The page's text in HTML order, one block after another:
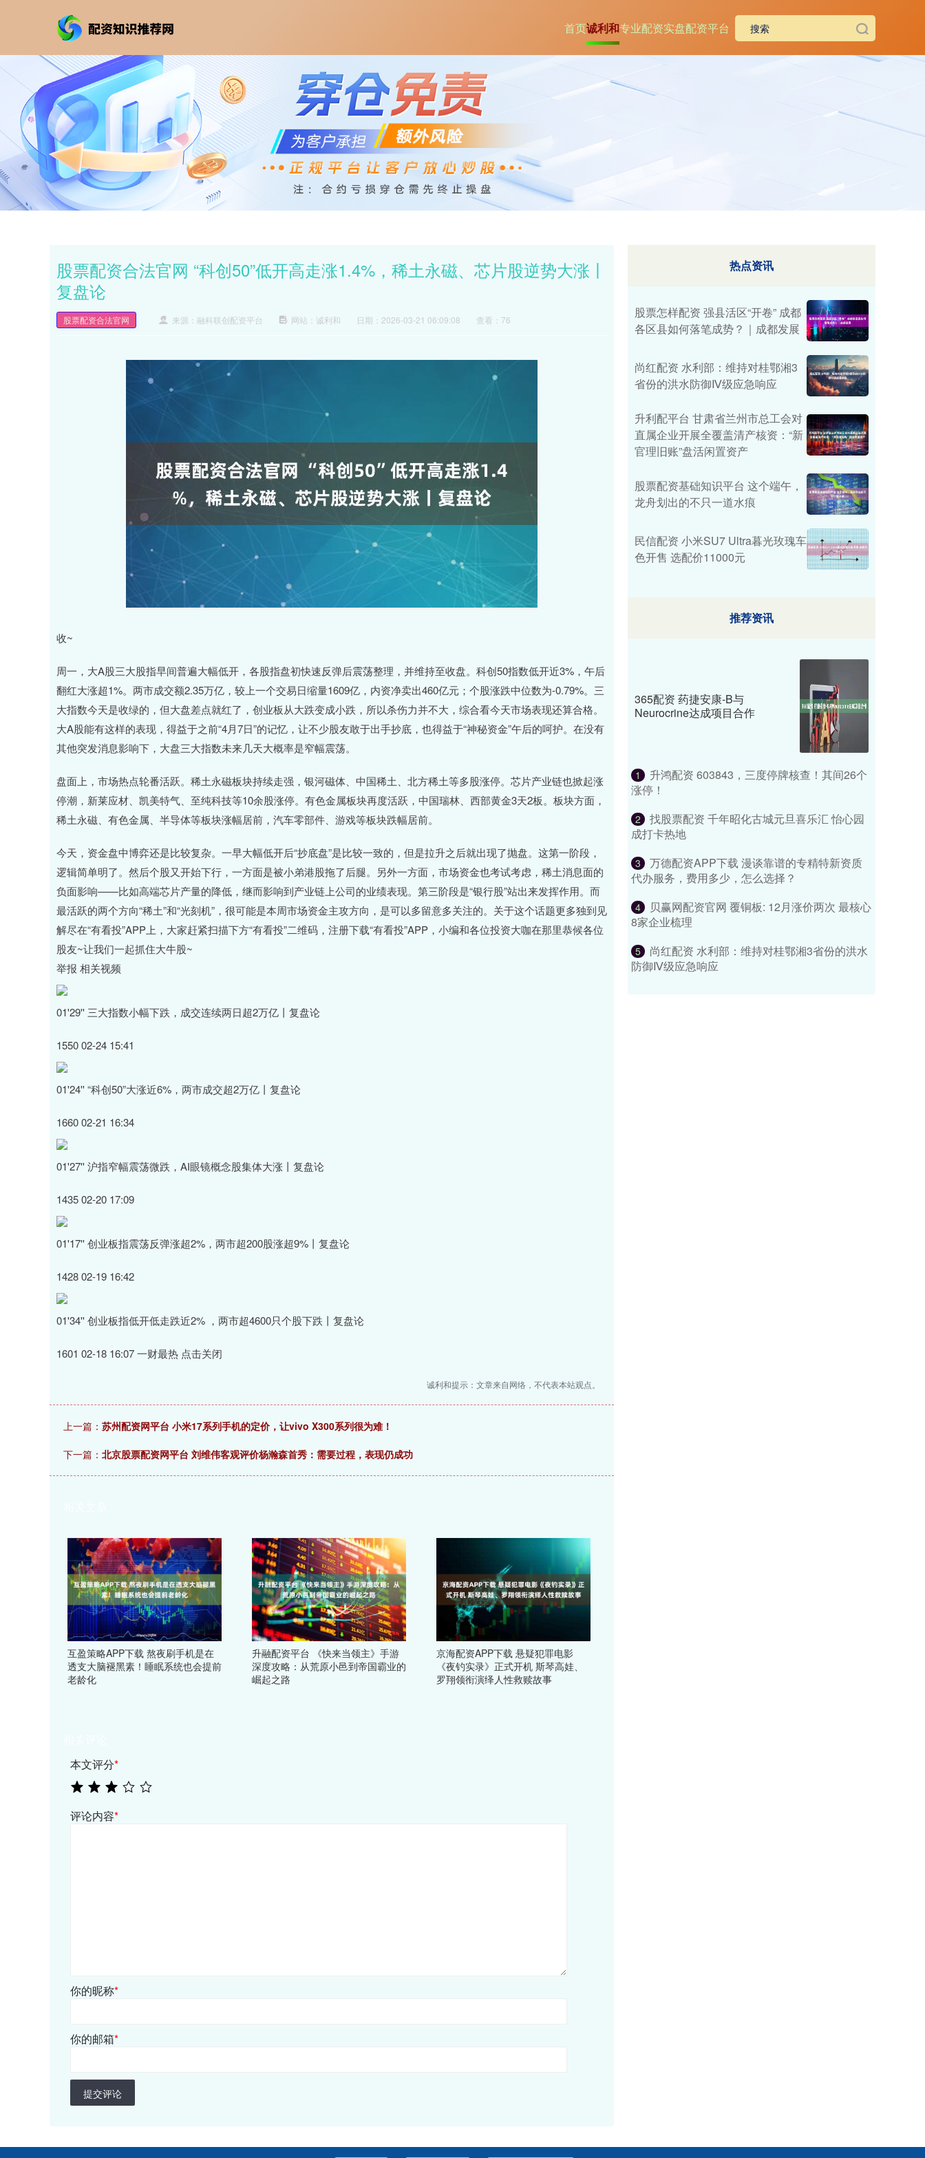
首页诚利和专业配资实盘配资平台
股票配资合法官网 “科创50”低开高走涨1.4%，稀土永磁、芯片股逆势大涨丨
复盘论
股票配资合法官网 来源：融科联创配资平台 网站：诚利和 日期：2026-03-21 06:09:08 查看：76
收~
周一，大A股三大股指早间普遍大幅低开，各股指盘初快速反弹后震荡整理，并维持至收盘。科创50指数低开近3%，午后
翻红大涨超1%。两市成交额2.35万亿，较上一个交易日缩量1609亿，内资净卖出460亿元；个股涨跌中位数为-0.79%。三
大指数今天是收绿的，但大盘差点就红了，创业板从大跌变成小跌，所以杀伤力并不大，综合看今天市场表现还算合格。
大A股能有这样的表现，得益于之前“4月7日”的记忆，让不少股友敢于出手抄底，也得益于“神秘资金”午后的呵护。在没有
其他突发消息影响下，大盘三大指数未来几天大概率是窄幅震荡。
盘面上，市场热点轮番活跃。稀土永磁板块持续走强，银河磁体、中国稀土、北方稀土等多股涨停。芯片产业链也掀起涨
停潮，新莱应材、凯美特气、至纯科技等10余股涨停。有色金属板块再度活跃，中国瑞林、西部黄金3天2板。板块方面，
稀土永磁、有色金属、半导体等板块涨幅居前，汽车零部件、游戏等板块跌幅居前。
今天，资金盘中博弈还是比较复杂。一早大幅低开后“抄底盘”是比较一致的，但是拉升之后就出现了抛盘。这第一阶段，
逻辑简单明了。然后个股又开始下行，一方面是被小弟港股拖了后腿。另外一方面，市场资金也考试考虑，稀土消息面的
负面影响——比如高端芯片产量的降低，继而影响到产业链上公司的业绩表现。第三阶段是“银行股”站出来发挥作用。而
最活跃的两个方向“稀土”和“光刻机”，很可能是本周市场资金主攻方向，是可以多留意多关注的。关于这个话题更多独到见
解尽在“有看投”APP上，大家赶紧扫描下方“有看投”二维码，注册下载“有看投”APP，小编和各位投资大咖在那里恭候各位
股友~让我们一起抓住大牛股~
举报 相关视频
01'29'' 三大指数小幅下跌，成交连续两日超2万亿丨复盘论
1550 02-24 15:41
01'24'' “科创50”大涨近6%，两市成交超2万亿丨复盘论
1660 02-21 16:34
01'27'' 沪指窄幅震荡微跌，AI眼镜概念股集体大涨丨复盘论
1435 02-20 17:09
01'17'' 创业板指震荡反弹涨超2%，两市超200股涨超9%丨复盘论
1428 02-19 16:42
01'34'' 创业板指低开低走跌近2% ，两市超4600只个股下跌丨复盘论
1601 02-18 16:07 一财最热 点击关闭
诚利和提示：文章来自网络，不代表本站观点。
上一篇： 苏州配资网平台 小米17系列手机的定价，让vivo X300系列很为难！
下一篇： 北京股票配资网平台 刘维伟客观评价杨瀚森首秀：需要过程，表现仍成功
互盈策略APP下载 熬夜刷手机是在
透支大脑褪黑素！睡眠系统也会提前
老龄化
升融配资平台 《快来当领主》手游
深度攻略：从荒原小邑到帝国霸业的
崛起之路
京海配资APP下载 悬疑犯罪电影
《夜钓实录》正式开机 斯琴高娃、
罗翔领衔演绎人性救赎故事
本文评分*
评论内容*
你的昵称*
你的邮箱*
提交评论
热点资讯
股票怎样配资 强县活区“开卷” 成都
各区县如何落笔成势？｜成都发展
尚红配资 水利部：维持对桂鄂湘3
省份的洪水防御Ⅳ级应急响应
升利配平台 甘肃省兰州市总工会对
直属企业开展全覆盖清产核资：“新
官理旧账”盘活闲置资产
股票配资基础知识平台 这个端午，
龙舟划出的不只一道水痕
民信配资 小米SU7 Ultra暮光玫瑰车
色开售 选配价11000元
推荐资讯
365配资 药捷安康-B与
Neurocrine达成项目合作
1
升鸿配资 603843，三度停牌核查！其间26个
涨停！
2
找股票配资 千年昭化古城元旦喜乐汇 怡心园
成打卡热地
3
万德配资APP下载 漫谈靠谱的专精特新资质
代办服务，费用多少，怎么选择？
4
贝赢网配资官网 覆铜板: 12月涨价两次 最核心
8家企业梳理
5
尚红配资 水利部：维持对桂鄂湘3省份的洪水
防御Ⅳ级应急响应